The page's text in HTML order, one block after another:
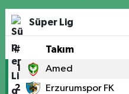
Süper Lig
# Takım
1 Amed
2 Erzurumspor FK